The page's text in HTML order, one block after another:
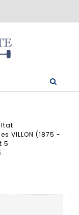
VILLON (1875 -
5